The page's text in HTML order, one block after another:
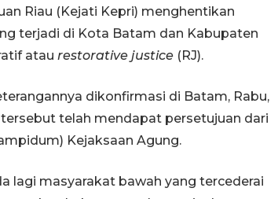
Riau (Kejati Kepri) menghentikan
terjadi di Kota Batam dan Kabupaten
atau restorative justice (RJ).
dikonfirmasi di Batam, Rabu,
telah mendapat persetujuan dari
Kejaksaan Agung.
lagi masyarakat bawah yang tercederai